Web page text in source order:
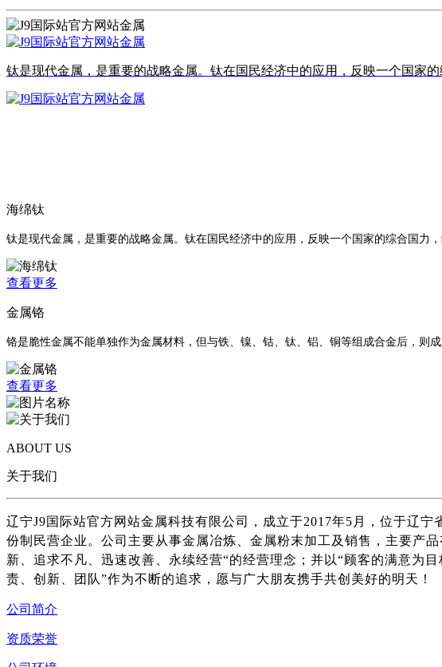
钛是现代金属，是重要的战略金属。钛在国民经济中的应用，反映一个国家
海绵钛
钛是现代金属，是重要的战略金属。钛在国民经济中的应用，反映一个国家的综合国力
查看更多
金属铬
铬是脆性金属不能单独作为金属材料，但与铁、镍、钴、钛、铝、铜等组成合金后，则
查看更多
ABOUT US
关于我们
辽宁J9国际站官方网站金属科技有限公司，成立于2017年5月，位于辽
份制民营企业。公司主要从事金属冶炼、金属粉末加工及销售，主要产
新、追求不凡、迅速改善、永续经营“的经营理念；并以“顾客的满意为
责、创新、团队”作为不断的追求，愿与广大朋友携手共创美好的明天！
公司简介
资质荣誉